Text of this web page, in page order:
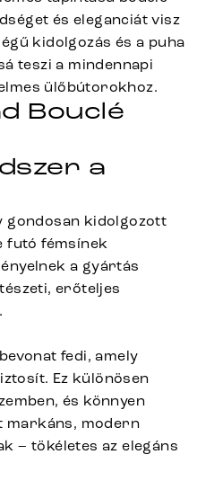
és eleganciát visz
kidolgozás és a puha
teszi a mindennapi
ülőbútorokhoz.
Bouclé
a
gondosan kidolgozott
futó fémsínek
a gyártás
erőteljes
fedi, amely
Ez különösen
és könnyen
markáns, modern
– tökéletes az elegáns